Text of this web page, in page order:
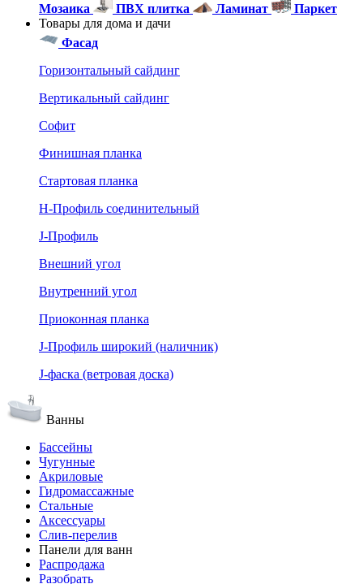
Мозаика
ПВХ плитка Ламинат
Паркет
Товары для дома и дачи
Фасад
Горизонтальный сайдинг
Вертикальный сайдинг
Софит
Финишная планка
Стартовая планка
Н-Профиль соединительный
J-Профиль
Внешний угол
Внутренний угол
Приоконная планка
J-Профиль широкий (наличник)
J-фаска (ветровая доска)
Ванны
Бассейны
Чугунные
Акриловые
Гидромассажные
Стальные
Аксессуары
Слив-перелив
Панели для ванн
Распродажа
Разобрать